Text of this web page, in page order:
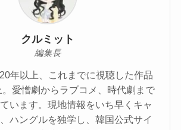
クルミット
編集長
年以上、これまでに視聴した作品
愛憎劇からラブコメ、時代劇まで
います。現地情報をいち早くキャ
ハングルを独学し、韓国公式サイ